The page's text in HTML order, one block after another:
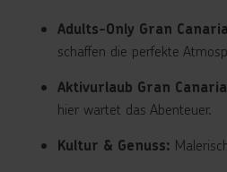
Adults-Only Gran
schaffen die perfekte
Aktivurlaub Gran
hier wartet das Abenteuer.
Kultur & Genuss: